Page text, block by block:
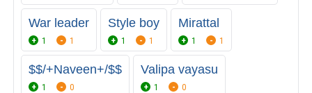
War leader
1 1
Style boy
1 1
Mirattal
1 1
$$/+Naveen+/$$
1 0
Valipa vayasu
1 0